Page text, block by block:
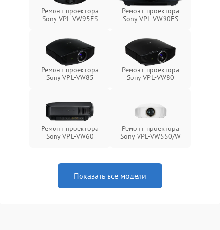
Ремонт проектора
Sony VPL-VW95ES
Ремонт проектора
Sony VPL-VW90ES
Ремонт проектора
Sony VPL-VW85
Ремонт проектора
Sony VPL-VW80
Ремонт проектора
Sony VPL-VW60
Ремонт проектора
Sony VPL-VW550/W
Показать все модели